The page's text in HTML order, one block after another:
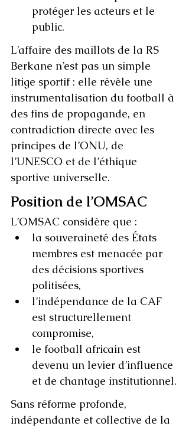
protéger les acteurs et le
public.
L’affaire des maillots de la RS
Berkane n’est pas un simple
litige sportif : elle révèle une
instrumentalisation du football à
des fins de propagande, en
contradiction directe avec les
principes de l’ONU, de
l’UNESCO et de l’éthique
sportive universelle.
Position de l’OMSAC
L’OMSAC considère que :
la souveraineté des États
membres est menacée par
des décisions sportives
politisées,
l’indépendance de la CAF
est structurellement
compromise,
le football africain est
devenu un levier d’influence
et de chantage institutionnel.
Sans réforme profonde,
indépendante et collective de la